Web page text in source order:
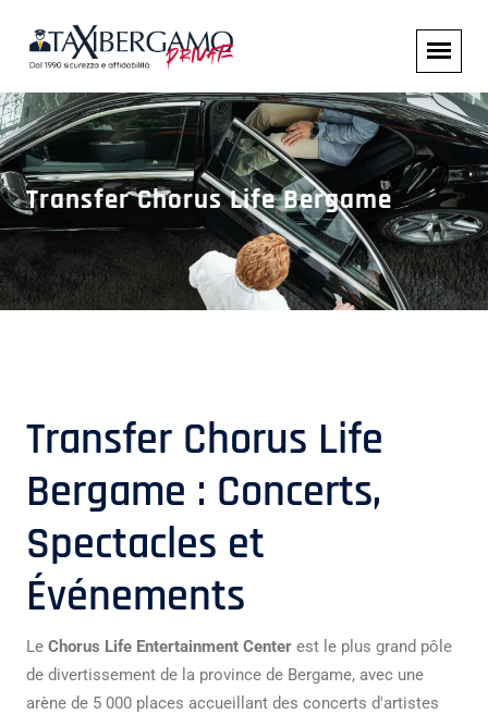
Transfer Chorus Life Bergame
Transfer Chorus Life
Bergame : Concerts,
Spectacles et
Événements
Le Chorus Life Entertainment Center est le plus grand pôle
de divertissement de la province de Bergame, avec une
arène de 5 000 places accueillant des concerts d'artistes